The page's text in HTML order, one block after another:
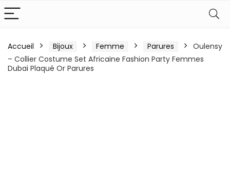
Accueil Bijoux Femme Parures
Oulensy
– Collier Costume Set Africaine Fashion Party Femmes
Dubai Plaqué Or Parures